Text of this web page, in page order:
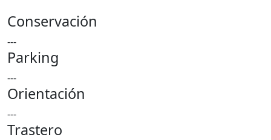
Conservación
---
Parking
---
Orientación
---
Trastero